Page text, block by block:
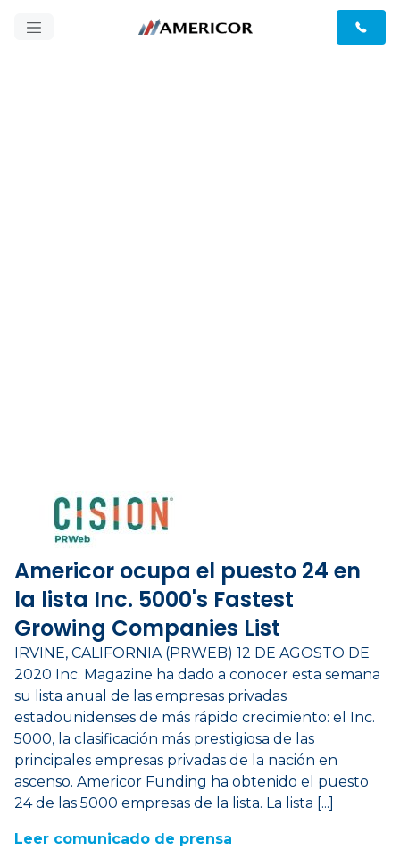
Americor ocupa el puesto 24 en
la lista Inc. 5000's Fastest
Growing Companies List
IRVINE, CALIFORNIA (PRWEB) 12 DE AGOSTO DE
2020 Inc. Magazine ha dado a conocer esta semana
su lista anual de las empresas privadas
estadounidenses de más rápido crecimiento: el Inc.
5000, la clasificación más prestigiosa de las
principales empresas privadas de la nación en
ascenso. Americor Funding ha obtenido el puesto
24 de las 5000 empresas de la lista. La lista [...]
Leer comunicado de prensa